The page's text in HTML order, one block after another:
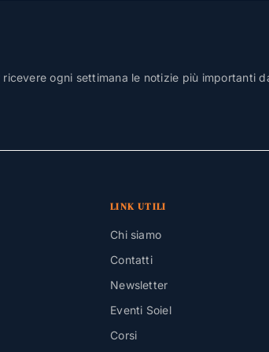
ogni settimana le notizie più importanti
LINK UTILI
Chi siamo
Contatti
Newsletter
Eventi Soiel
Corsi